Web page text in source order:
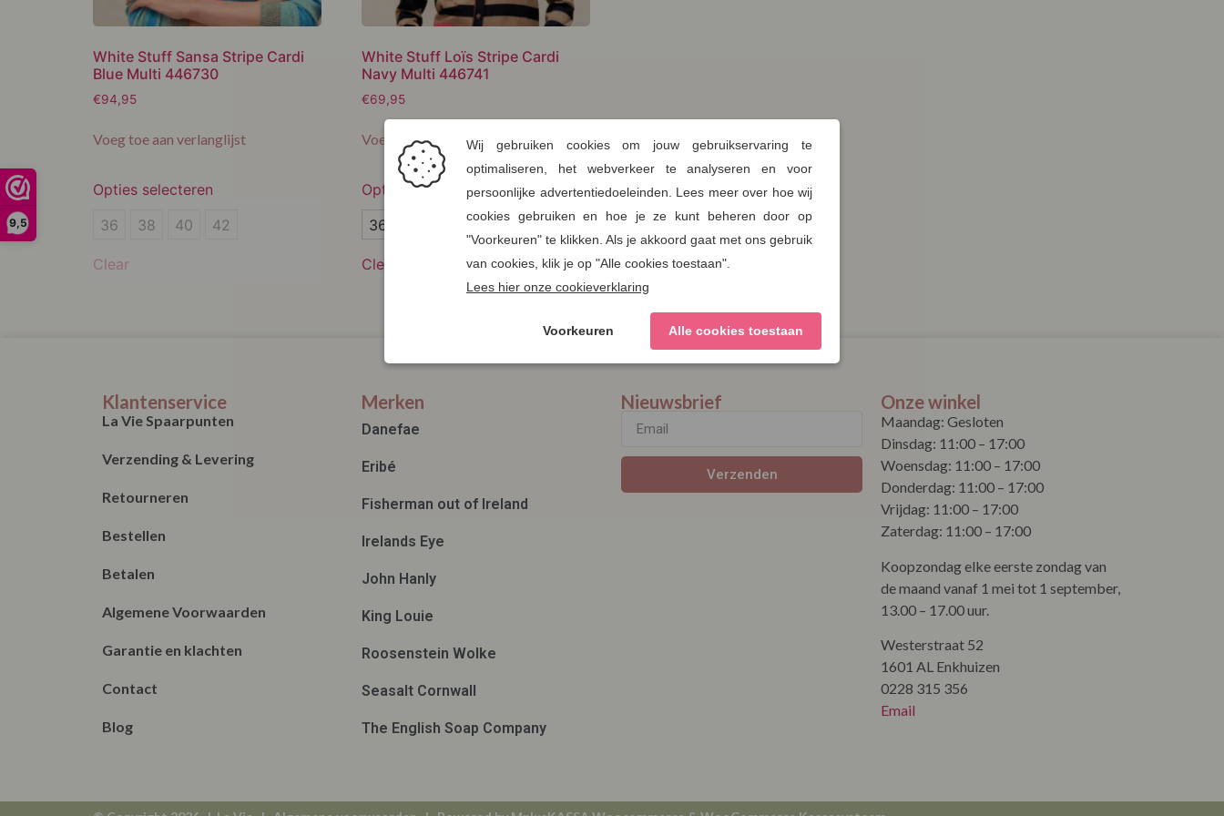
9,5
White Stuff Sansa Stripe Cardi
Blue Multi 446730
€94,95
Voeg toe aan verlanglijst
Opties selecteren
36
38
36 38 40 42
Clear
White Stuff Loïs Stripe Cardi
Navy Multi 446741
€69,95
Voeg toe aan verlanglijst
Opties selecteren
36
38
44
36 42 44
Clear
Klantenservice
La Vie Spaarpunten
Verzending & Levering
Retourneren
Bestellen
Betalen
Algemene Voorwaarden
Garantie en klachten
Contact
Blog
Merken
Danefae
Eribé
Fisherman out of Ireland
Irelands Eye
John Hanly
King Louie
Roosenstein Wolke
Seasalt Cornwall
The English Soap Company
Nieuwsbrief
Verzenden
Onze winkel
Maandag: Gesloten
Dinsdag: 11:00 – 17:00
Woensdag: 11:00 – 17:00
Donderdag: 11:00 – 17:00
Vrijdag: 11:00 – 17:00
Zaterdag: 11:00 – 17:00
Koopzondag elke eerste zondag van
de maand vanaf 1 mei tot 1 september,
13.00 – 17.00 uur.
Westerstraat 52
1601 AL Enkhuizen
0228 315 356
Email